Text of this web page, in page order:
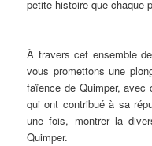
petite histoire que chaque
À travers cet ensemble
vous promettons une
faïence de Quimper,
qui ont contribué à sa
une fois, montrer la
Quimper.